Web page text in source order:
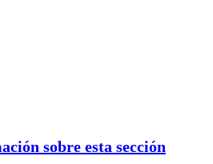
sobre esta sección